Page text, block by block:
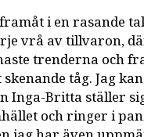
i en rasande
vrå av tillvaron,
trenderna och
tåg. Jag
Inga-Britta ställer
och ringer i